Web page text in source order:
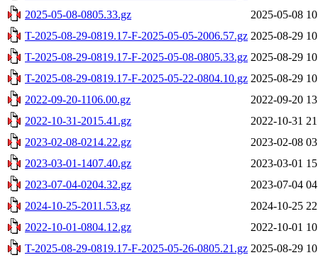
2025-05-08-0805.33.gz
2025-05-08
T-2025-08-29-0819.17-F-2025-05-05-2006.57.gz 2025-08-29
T-2025-08-29-0819.17-F-2025-05-08-0805.33.gz 2025-08-29
T-2025-08-29-0819.17-F-2025-05-22-0804.10.gz 2025-08-29
2022-09-20-1106.00.gz
2022-09-20
2022-10-31-2015.41.gz
2022-10-31
2023-02-08-0214.22.gz
2023-02-08
2023-03-01-1407.40.gz
2023-03-01
2023-07-04-0204.32.gz
2023-07-04
2024-10-25-2011.53.gz
2024-10-25
2022-10-01-0804.12.gz
2022-10-01
T-2025-08-29-0819.17-F-2025-05-26-0805.21.gz 2025-08-29